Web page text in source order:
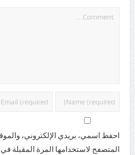
احفظ اسمي، بريدي الإلكتروني،
المتصفح لاستخدامها المرة المقبلة